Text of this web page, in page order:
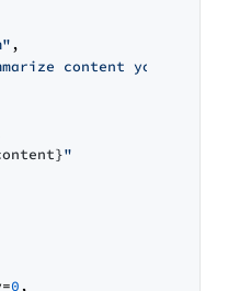
,
content you are
"
0 ,